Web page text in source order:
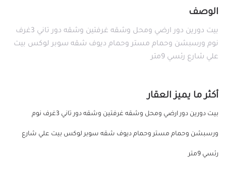
الوصف
بيت دورين دور ارضي ومحل وشقه غرفتين وشقه دور تاني 3غرف
نوم ورسبشن وحمام مستر وحمام ديوف شقه سوبر لوكس بيت
علي شارع رئسي 9متر
أكثر ما يميز العقار
بيت دورين دور ارضي ومحل وشقه غرفتين وشقه دور تاني 3غرف نوم
ورسبشن وحمام مستر وحمام ديوف شقه سوبر لوكس بيت علي شارع
رئسي 9متر